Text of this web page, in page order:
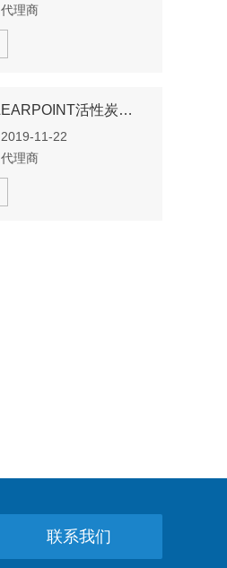
代理商
BEKO CLEARPOINT活性炭过滤器F2CK5
2019-11-22
代理商
联系我们